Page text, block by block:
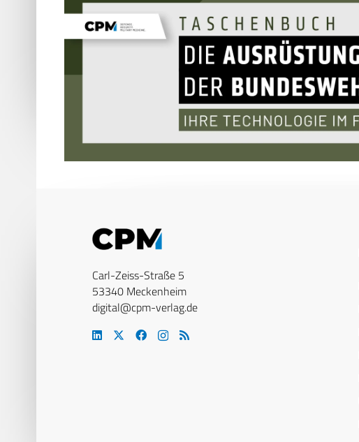
Carl-Zeiss-Straße 5
53340 Meckenheim
digital@cpm-verlag.de